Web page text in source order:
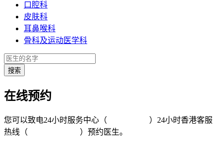
口腔科
皮肤科
耳鼻喉科
骨科及运动医学科
在线预约
您可以致电24小时服务中心（
）24小时香港客服
热线（
）预约医生。